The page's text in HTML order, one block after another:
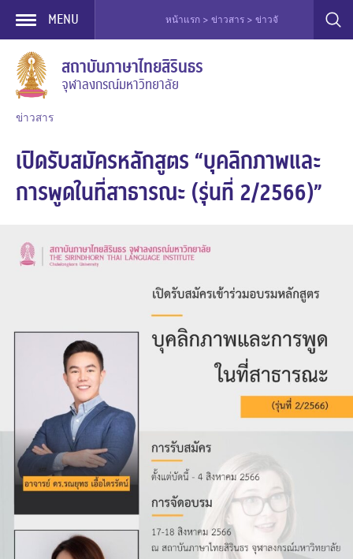
Skip
content
MENU หน้าแรก > ข่าวสาร > ข่าวจัดอบรม > เปิดรับส
สถาบันภาษาไทยสิรินธร
จุฬาลงกรณ์มหาวิทยาลัย
ข่าวสาร
เปิดรับสมัครหลักสูตร “บุคลิกภาพและ
การพูดในที่สาธารณะ (รุ่นที่ 2/2566)”